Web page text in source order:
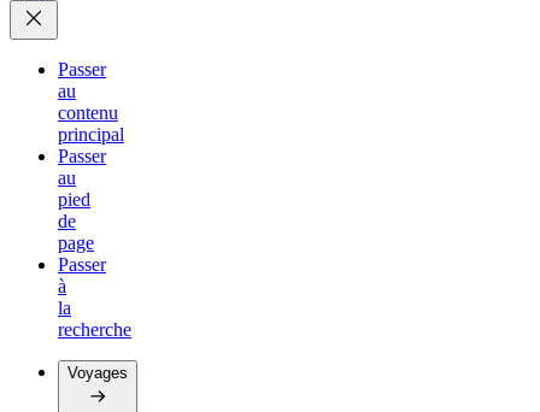
Passer
au
contenu
principal
Passer
au
pied
de
page
Passer
à
la
recherche
Voyages